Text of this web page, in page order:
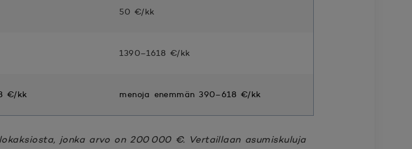
50 €/kk
1390–1618 €/kk
€/kk menoja enemmän 390–618 €/kk
jonka arvo on 200 000 €. Vertaillaan asumiskuluja